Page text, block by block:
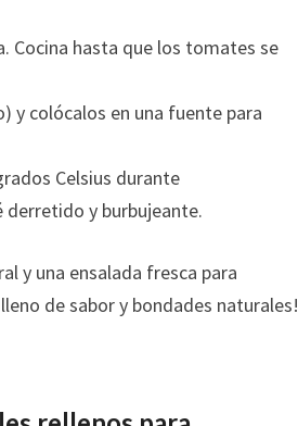
Cocina hasta que los tomates se
y colócalos en una fuente para
Celsius durante
y burbujeante.
y una ensalada fresca para
de sabor y bondades naturales!